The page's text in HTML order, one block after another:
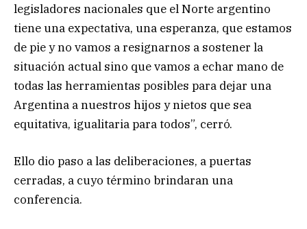
legisladores nacionales que el Norte argentino
tiene una expectativa, una esperanza, que estamos
de pie y no vamos a resignarnos a sostener la
situación actual sino que vamos a echar mano de
todas las herramientas posibles para dejar una
Argentina a nuestros hijos y nietos que sea
equitativa, igualitaria para todos”, cerró.
Ello dio paso a las deliberaciones, a puertas
cerradas, a cuyo término brindaran una
conferencia.